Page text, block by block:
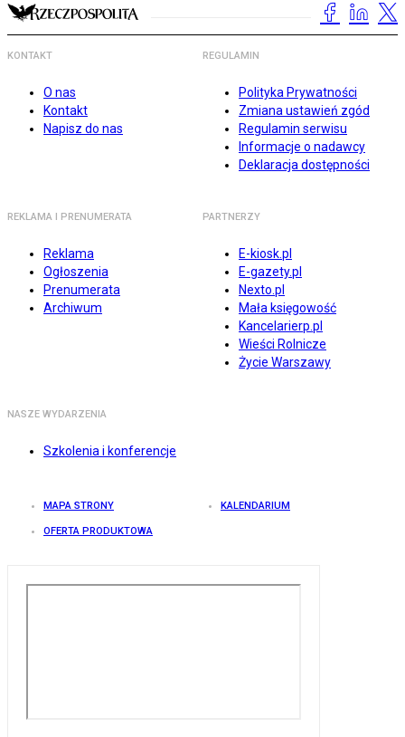
KONTAKT
O nas
Kontakt
Napisz do nas
REGULAMIN
Polityka Prywatności
Zmiana ustawień zgód
Regulamin serwisu
Informacje o nadawcy
Deklaracja dostępności
REKLAMA I PRENUMERATA
Reklama
Ogłoszenia
Prenumerata
Archiwum
PARTNERZY
E-kiosk.pl
E-gazety.pl
Nexto.pl
Mała księgowość
Kancelarierp.pl
Wieści Rolnicze
Życie Warszawy
NASZE WYDARZENIA
Szkolenia i konferencje
MAPA STRONY KALENDARIUM
OFERTA PRODUKTOWA